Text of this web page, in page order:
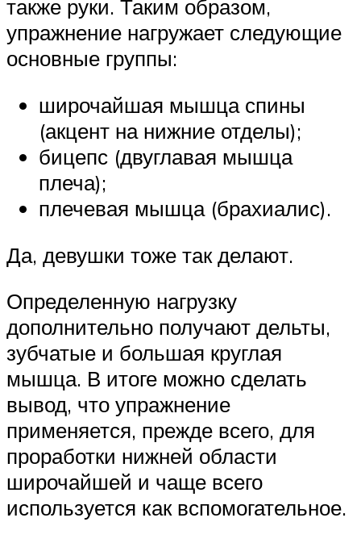
также руки. Таким образом,
упражнение нагружает следующие
основные группы:
широчайшая мышца спины
(акцент на нижние отделы);
бицепс (двуглавая мышца
плеча);
плечевая мышца (брахиалис).
Да, девушки тоже так делают.
Определенную нагрузку
дополнительно получают дельты,
зубчатые и большая круглая
мышца. В итоге можно сделать
вывод, что упражнение
применяется, прежде всего, для
проработки нижней области
широчайшей и чаще всего
используется как вспомогательное.